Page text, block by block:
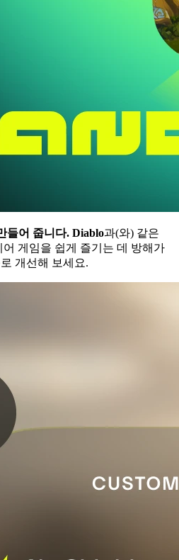
들어 줍니다. Diablo과(와) 같은
게임을 쉽게 즐기는 데 방해가
개선해 보세요.